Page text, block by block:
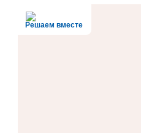
Решаем вместе